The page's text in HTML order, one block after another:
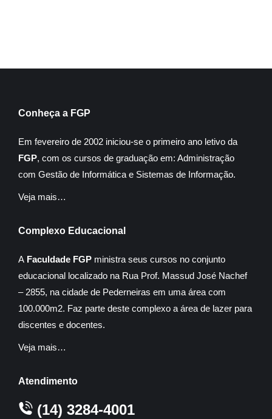
Conheça a FGP
Em fevereiro de 2002 iniciou-se o primeiro ano letivo da
FGP, com os cursos de graduação em: Administração
com Gestão de Informática e Sistemas de Informação.
Veja mais…
Complexo Educacional
A Faculdade FGP ministra seus cursos no conjunto
educacional localizado na Rua Prof. Massud José Nachef
– 2855, na cidade de Pederneiras em uma área com
100.000m2. Faz parte deste complexo a área de lazer para
discentes e docentes.
Veja mais…
Atendimento
(14) 3284-4001